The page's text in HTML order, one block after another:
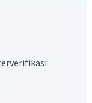
menjadi
lemah.
nyala
gelembung gas
elektrolit lemah